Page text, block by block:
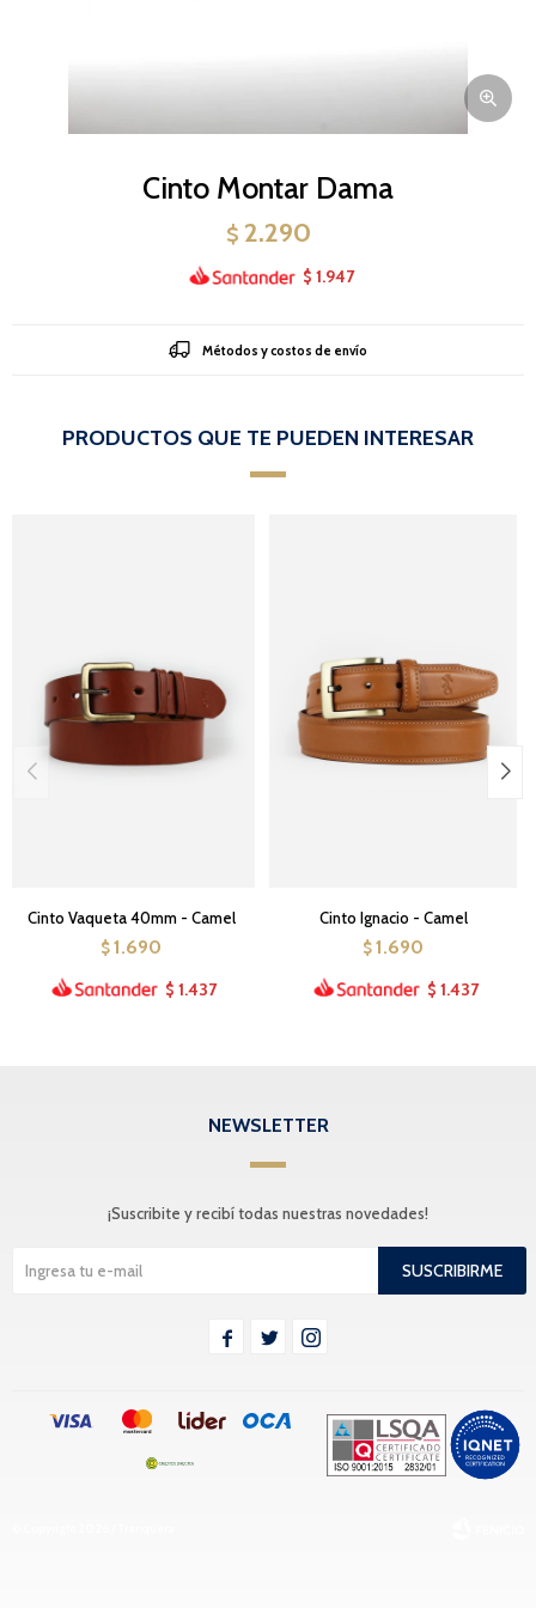
Cinto Montar Dama
$ 2.290
$ 1.947
Métodos y costos de envío
PRODUCTOS QUE TE PUEDEN INTERESAR
Cinto Vaqueta 40mm - Camel
$ 1.690
$ 1.437
Cinto Ignacio - Camel
$ 1.690
$ 1.437
NEWSLETTER
¡Suscribite y recibí todas nuestras novedades!
SUSCRIBIRME
  